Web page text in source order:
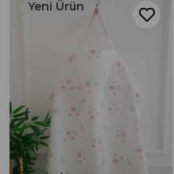
Yeni Ürün